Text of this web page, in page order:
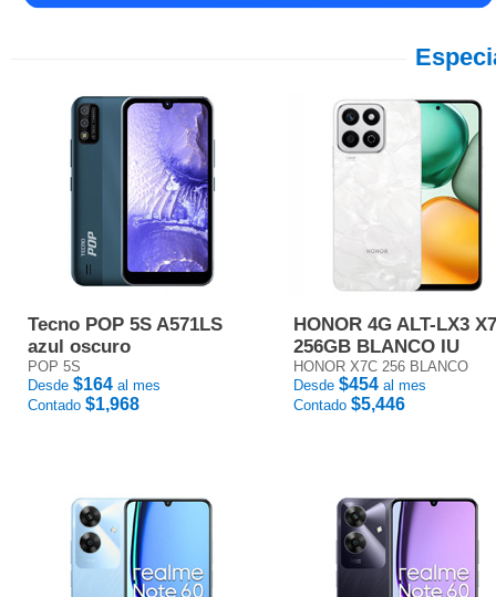
Tecno POP 5S A571LS
azul oscuro
POP 5S
Desde $164 al mes
Contado $1,968
HONOR 4G ALT-LX3
256GB BLANCO IU
HONOR X7C 256 BLANCO
Desde $454 al mes
Contado $5,446